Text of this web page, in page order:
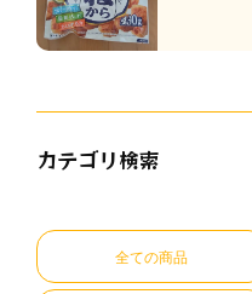
カテゴリ検索
全ての商品